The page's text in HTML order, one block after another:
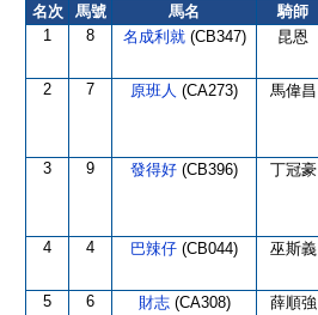
名次 馬號 馬名 騎師
1
8 名成利就 (CB347) 昆恩
2 7 原班人 (CA273) 馬偉昌
3 9 發得好 (CB396) 丁冠豪
4 4 巴辣仔 (CB044) 巫斯義
5 6 財志 (CA308) 薛順強